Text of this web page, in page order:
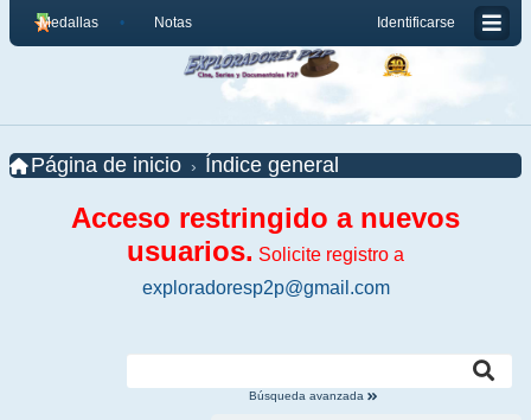
Identificarse
Medallas Notas
Página de inicio Índice general
Acceso restringido a nuevos
usuarios. Solicite registro a
exploradoresp2p@gmail.com
Búsqueda avanzada